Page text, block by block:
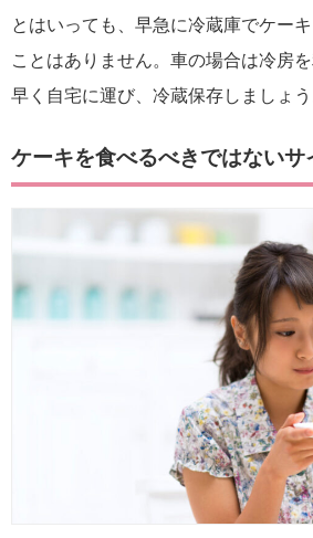
とはいっても、早急に冷蔵庫でケー
ことはありません。車の場合は冷房
早く自宅に運び、冷蔵保存しましょう
ケーキを食べるべきではないサ